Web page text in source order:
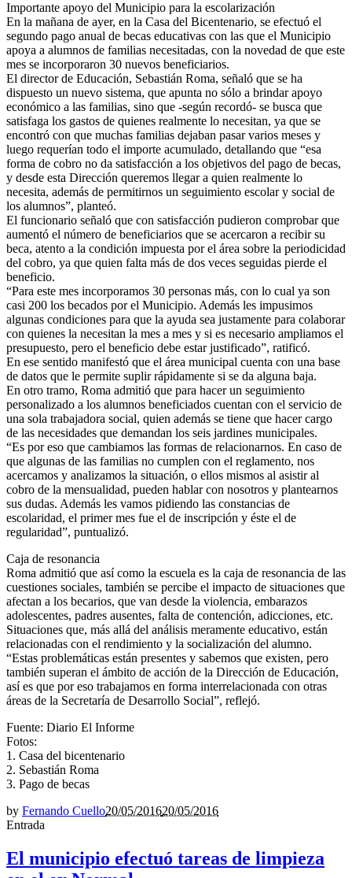
Importante apoyo del Municipio para la escolarización
En la mañana de ayer, en la Casa del Bicentenario, se efectuó el
segundo pago anual de becas educativas con las que el Municipio
apoya a alumnos de familias necesitadas, con la novedad de que este
mes se incorporaron 30 nuevos beneficiarios.
El director de Educación, Sebastián Roma, señaló que se ha
dispuesto un nuevo sistema, que apunta no sólo a brindar apoyo
económico a las familias, sino que -según recordó- se busca que
satisfaga los gastos de quienes realmente lo necesitan, ya que se
encontró con que muchas familias dejaban pasar varios meses y
luego requerían todo el importe acumulado, detallando que “esa
forma de cobro no da satisfacción a los objetivos del pago de becas,
y desde esta Dirección queremos llegar a quien realmente lo
necesita, además de permitirnos un seguimiento escolar y social de
los alumnos”, planteó.
El funcionario señaló que con satisfacción pudieron comprobar que
aumentó el número de beneficiarios que se acercaron a recibir su
beca, atento a la condición impuesta por el área sobre la periodicidad
del cobro, ya que quien falta más de dos veces seguidas pierde el
beneficio.
“Para este mes incorporamos 30 personas más, con lo cual ya son
casi 200 los becados por el Municipio. Además les impusimos
algunas condiciones para que la ayuda sea justamente para colaborar
con quienes la necesitan la mes a mes y si es necesario ampliamos el
presupuesto, pero el beneficio debe estar justificado”, ratificó.
En ese sentido manifestó que el área municipal cuenta con una base
de datos que le permite suplir rápidamente si se da alguna baja.
En otro tramo, Roma admitió que para hacer un seguimiento
personalizado a los alumnos beneficiados cuentan con el servicio de
una sola trabajadora social, quien además se tiene que hacer cargo
de las necesidades que demandan los seis jardines municipales.
“Es por eso que cambiamos las formas de relacionarnos. En caso de
que algunas de las familias no cumplen con el reglamento, nos
acercamos y analizamos la situación, o ellos mismos al asistir al
cobro de la mensualidad, pueden hablar con nosotros y plantearnos
sus dudas. Además les vamos pidiendo las constancias de
escolaridad, el primer mes fue el de inscripción y éste el de
regularidad”, puntualizó.
Caja de resonancia
Roma admitió que así como la escuela es la caja de resonancia de las
cuestiones sociales, también se percibe el impacto de situaciones que
afectan a los becarios, que van desde la violencia, embarazos
adolescentes, padres ausentes, falta de contención, adicciones, etc.
Situaciones que, más allá del análisis meramente educativo, están
relacionadas con el rendimiento y la socialización del alumno.
“Estas problemáticas están presentes y sabemos que existen, pero
también superan el ámbito de acción de la Dirección de Educación,
así es que por eso trabajamos en forma interrelacionada con otras
áreas de la Secretaría de Desarrollo Social”, reflejó.
Fuente: Diario El Informe
Fotos:
1. Casa del bicentenario
2. Sebastián Roma
3. Pago de becas
by Fernando Cuello20/05/201620/05/2016
Entrada
El municipio efectuó tareas de limpieza